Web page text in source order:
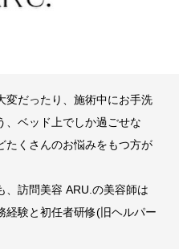
変だったり、施術中にお手洗
、ベッド上でしか過ごせな
たくさんのお悩みをもつ方が
、訪問美容 ARU.の美容師は
経験と初任者研修(旧ヘルパー